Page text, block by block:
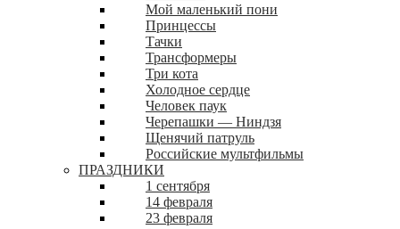
Мой маленький пони
Принцессы
Тачки
Трансформеры
Три кота
Холодное сердце
Человек паук
Черепашки — Ниндзя
Щенячий патруль
Российские мультфильмы
ПРАЗДНИКИ
1 сентября
14 февраля
23 февраля